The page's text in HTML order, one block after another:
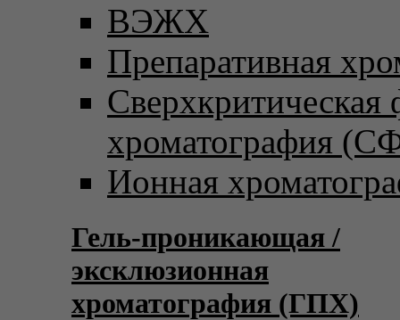
ВЭЖХ
Препаративная
хроматография
Ионная
Гель-проникающая /
эксклюзионная
хроматография (ГПХ)